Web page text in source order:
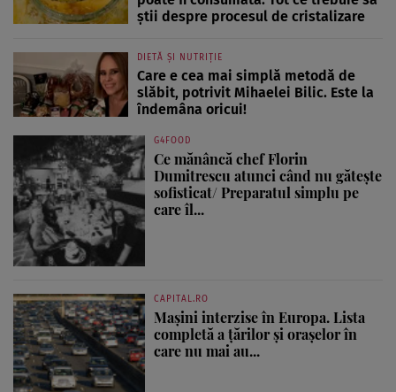
știi despre procesul de cristalizare
DIETĂ ȘI NUTRIȚIE
Care e cea mai simplă metodă de
slăbit, potrivit Mihaelei Bilic. Este la
îndemâna oricui!
G4FOOD
Ce mănâncă chef Florin
Dumitrescu atunci când nu gătește
sofisticat/ Preparatul simplu pe
care îl...
CAPITAL.RO
Mașini interzise în Europa. Lista
completă a țărilor și orașelor în
care nu mai au...